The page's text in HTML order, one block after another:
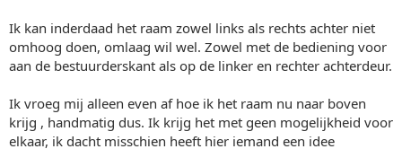
Ik kan inderdaad het raam zowel links als rechts achter niet
omhoog doen, omlaag wil wel. Zowel met de bediening voor
aan de bestuurderskant als op de linker en rechter achterdeur.
Ik vroeg mij alleen even af hoe ik het raam nu naar boven
krijg , handmatig dus. Ik krijg het met geen mogelijkheid voor
elkaar, ik dacht misschien heeft hier iemand een idee